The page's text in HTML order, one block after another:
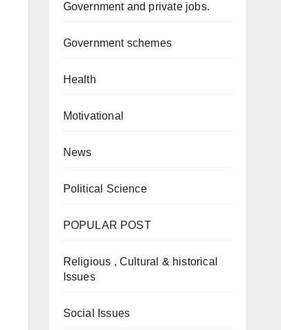
Government and private jobs.
Government schemes
Health
Motivational
News
Political Science
POPULAR POST
Religious , Cultural & historical
Issues
Social Issues